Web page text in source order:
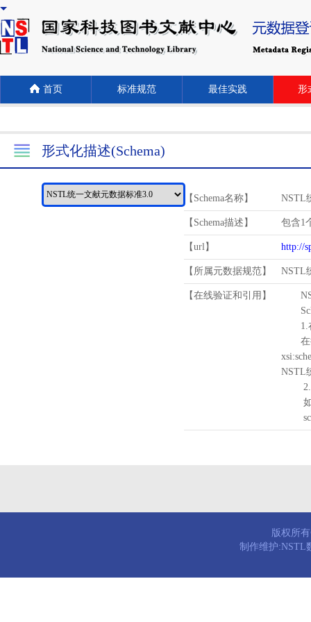
首页 标准规范 最佳实践 形
形式化描述(Schema)
【Schema名称】 NSTL
【Schema描述】 包含1
【url】 http://
【所属元数据规范】 NSTL
【在线验证和引用】
1.
在待
NSTL
2.
如需
版权所
制作维护:NSTL